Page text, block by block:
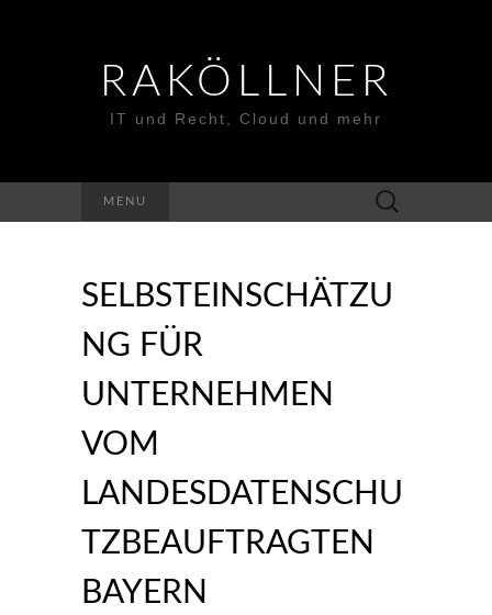
RAKÖLLNER
IT und Recht, Cloud und mehr
MENU
Suchen
nach:
SELBSTEINSCHÄTZU
NG FÜR
UNTERNEHMEN
VOM
LANDESDATENSCHU
TZBEAUFTRAGTEN
BAYERN